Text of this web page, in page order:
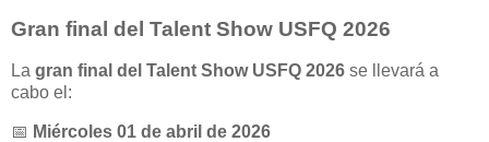
Gran final del Talent Show USFQ 2026
La gran final del Talent Show USFQ 2026 se llevará a
cabo el:
📅 Miércoles 01 de abril de 2026